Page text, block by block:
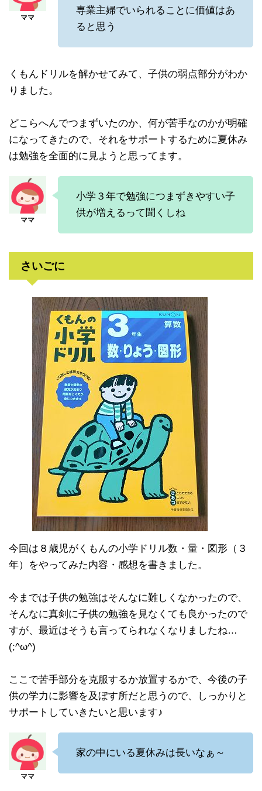
専業主婦でいられることに価値はあ
ると思う
くもんドリルを解かせてみて、子供の弱点部分がわか
りました。
どこらへんでつまずいたのか、何が苦手なのかが明確
になってきたので、それをサポートするために夏休み
は勉強を全面的に見ようと思ってます。
小学３年で勉強につまずきやすい子
供が増えるって聞くしね
さいごに
今回は８歳児がくもんの小学ドリル数・量・図形（３
年）をやってみた内容・感想を書きました。
今までは子供の勉強はそんなに難しくなかったので、
そんなに真剣に子供の勉強を見なくても良かったので
すが、最近はそうも言ってられなくなりましたね…
(;^ω^)
ここで苦手部分を克服するか放置するかで、今後の子
供の学力に影響を及ぼす所だと思うので、しっかりと
サポートしていきたいと思います♪
家の中にいる夏休みは長いなぁ～